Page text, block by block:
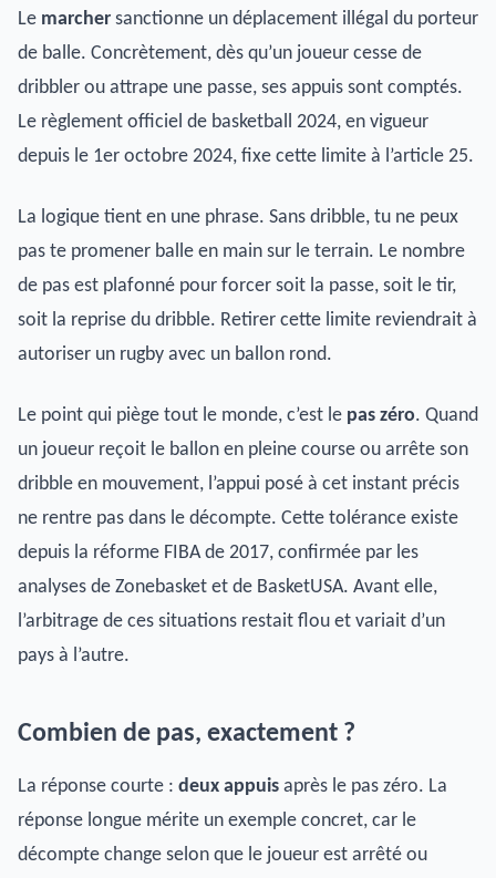
Le marcher sanctionne un déplacement illégal du porteur
de balle. Concrètement, dès qu’un joueur cesse de
dribbler ou attrape une passe, ses appuis sont comptés.
Le règlement officiel de basketball 2024, en vigueur
depuis le 1er octobre 2024, fixe cette limite à l’article 25.
La logique tient en une phrase. Sans dribble, tu ne peux
pas te promener balle en main sur le terrain. Le nombre
de pas est plafonné pour forcer soit la passe, soit le tir,
soit la reprise du dribble. Retirer cette limite reviendrait à
autoriser un rugby avec un ballon rond.
Le point qui piège tout le monde, c’est le pas zéro. Quand
un joueur reçoit le ballon en pleine course ou arrête son
dribble en mouvement, l’appui posé à cet instant précis
ne rentre pas dans le décompte. Cette tolérance existe
depuis la réforme FIBA de 2017, confirmée par les
analyses de Zonebasket et de BasketUSA. Avant elle,
l’arbitrage de ces situations restait flou et variait d’un
pays à l’autre.
Combien de pas, exactement ?
La réponse courte : deux appuis après le pas zéro. La
réponse longue mérite un exemple concret, car le
décompte change selon que le joueur est arrêté ou